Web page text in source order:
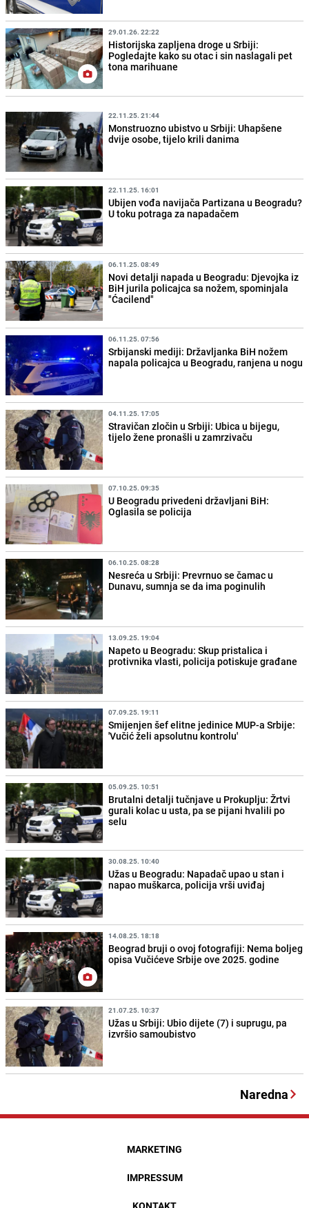
29.01.26. 22:22
Historijska zapljena droge u Srbiji:
Pogledajte kako su otac i sin naslagali pet
tona marihuane
22.11.25. 21:44
Monstruozno ubistvo u Srbiji: Uhapšene
dvije osobe, tijelo krili danima
22.11.25. 16:01
Ubijen vođa navijača Partizana u Beogradu?
U toku potraga za napadačem
06.11.25. 08:49
Novi detalji napada u Beogradu: Djevojka iz
BiH jurila policajca sa nožem, spominjala
"Ćacilend"
06.11.25. 07:56
Srbijanski mediji: Državljanka BiH nožem
napala policajca u Beogradu, ranjena u nogu
04.11.25. 17:05
Stravičan zločin u Srbiji: Ubica u bijegu,
tijelo žene pronašli u zamrzivaču
07.10.25. 09:35
U Beogradu privedeni državljani BiH:
Oglasila se policija
06.10.25. 08:28
Nesreća u Srbiji: Prevrnuo se čamac u
Dunavu, sumnja se da ima poginulih
13.09.25. 19:04
Napeto u Beogradu: Skup pristalica i
protivnika vlasti, policija potiskuje građane
07.09.25. 19:11
Smijenjen šef elitne jedinice MUP-a Srbije:
'Vučić želi apsolutnu kontrolu'
05.09.25. 10:51
Brutalni detalji tučnjave u Prokuplju: Žrtvi
gurali kolac u usta, pa se pijani hvalili po
selu
30.08.25. 10:40
Užas u Beogradu: Napadač upao u stan i
napao muškarca, policija vrši uviđaj
14.08.25. 18:18
Beograd bruji o ovoj fotografiji: Nema boljeg
opisa Vučićeve Srbije ove 2025. godine
21.07.25. 10:37
Užas u Srbiji: Ubio dijete (7) i suprugu, pa
izvršio samoubistvo
Naredna
MARKETING
IMPRESSUM